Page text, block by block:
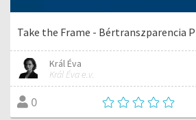
Take the Frame - Bértranszparencia
Král Éva
Král Éva e.v.
0